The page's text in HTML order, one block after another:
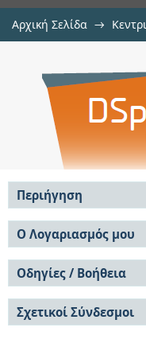
Αρχική Σελίδα →
Ευέλικτη
Περιήγηση
Σε όλο το DSpace
Κοινότητες &
Ανά Ημερομηνία
Έκδοσης
Συγγραφείς
Τίτλοι
Θέματα
Ο Λογαριασμός μου
Σύνδεση
Εγγραφή
Οδηγίες / Βοήθεια
Οδηγίες Υποβολής
Οδηγίες Χρήσης ΙΑ
Συχνές Ερωτήσεις
Σχετικοί Σύνδεσμοι